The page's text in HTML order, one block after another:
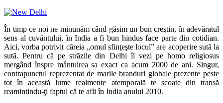
În timp ce noi ne minunăm când găsim un bun creştin, în adevăratul
sens al cuvântului, în India a fi bun hindus face parte din cotidian.
Aici, vorba potrivit căreia „omul sfinţeşte locul” are acoperire sută la
sută. Pentru că pe străzile din Delhi îl vezi pe homo religiosus
mergând înspre mântuirea sa exact ca acum 2000 de ani. Singur,
contrapunctul reprezentat de marile branduri globale prezente peste
tot în această lume realmente atemporală te scoate din transă
reamintindu-ţi faptul că te afli în India anului 2010.